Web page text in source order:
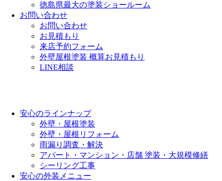
徳島県最大の塗装ショールーム
お問い合わせ
お問い合わせ
お見積もり
来店予約フォーム
外壁屋根塗装 概算お見積もり
LINE相談
安心のラインナップ
外壁・屋根塗装
外壁・屋根リフォーム
雨漏り調査・解決
アパート・マンション・店舗 塗装・大規模修繕
シーリング工事
安心の外装メニュー